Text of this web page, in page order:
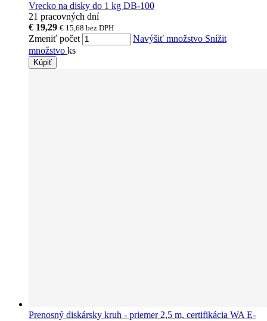
Vrecko na disky do 1 kg DB-100
21 pracovných dní
€ 19,29 € 15,68 bez DPH
Zmeniť počet Navýšiť množstvo Snížit
množstvo ks
Kúpiť
Prenosný diskársky kruh - priemer 2,5 m, certifikácia WA E-